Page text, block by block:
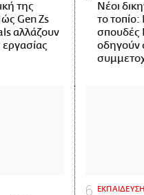
της
Gen Zs
αλλάζουν
εργασίας
Νέοι
το τοπίο:
σπουδές
οδηγούν
ΕΚΠΑΙΔΕΥΣΗ